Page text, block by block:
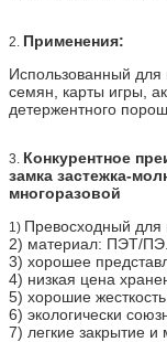
2. Применения:
Использованный для
семян, карты игры,
детержентного
3. Конкурентное
замка застежка-
многоразовой
1) Превосходный для
2) материал: ПЭТ/ПЭ
3) хорошее
4) низкая цена
5) хорошие
6) экологически
7) легкие закрытие и